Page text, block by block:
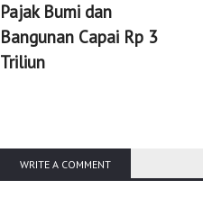
Pajak Bumi dan
Bangunan Capai Rp 3
Triliun
WRITE A COMMENT